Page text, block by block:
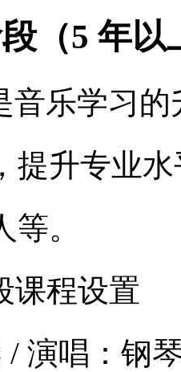
（5 年
音乐学习
提升专业
。
课程设置
/ 演唱：钢